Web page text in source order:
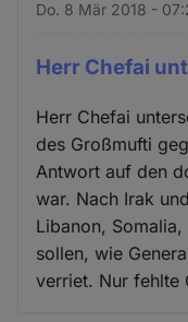
Do. 8 Mär 2018 -
Herr Chefai
Herr Chefai
des Großmufti
Antwort auf den
war. Nach Irak
Libanon,
sollen, wie
verriet. Nur fehlte